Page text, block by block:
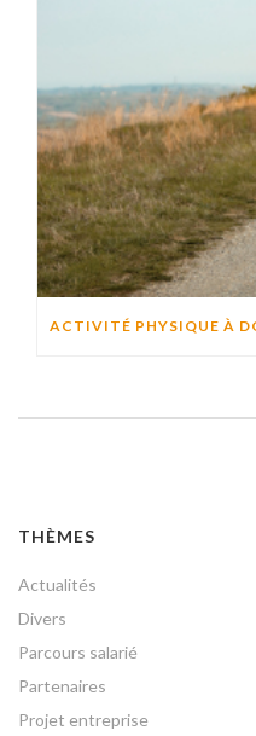
THÈMES
Actualités
Divers
Parcours salarié
Partenaires
Projet entreprise